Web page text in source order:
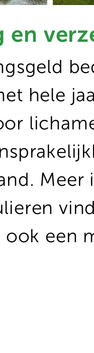
en
hele
Meer
een